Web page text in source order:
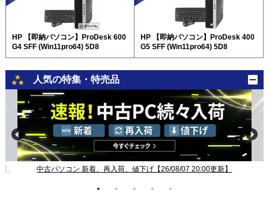
HP 【即納パソコン】ProDesk 600
G4 SFF (Win11pro64) 5D8
HP 【即納パソコン】ProDesk 400
G5 SFF (Win11pro64) 5D8
人気の特集・特売品
中古パソコン 新着、再入荷、値下げ【26/08/07 20:00更新】